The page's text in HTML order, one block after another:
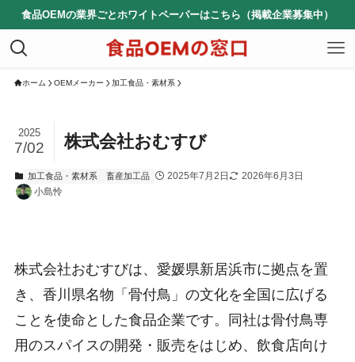
食品OEMの業界ごとホワイトペーパーはこちら（掲載企業募集中）
ホーム OEMメーカー 加工食品・素材系
株式会社おむすび
2025
7/02
加工食品・素材系 畜産加工品 2025年7月2日
2026年6月3日
小島怜
株式会社おむすびは、愛媛県新居浜市に拠点を置
き、香川県名物「骨付鳥」の文化を全国に広げる
ことを使命とした食品企業です。同社は骨付鳥専
用のスパイスの開発・販売をはじめ、飲食店向け